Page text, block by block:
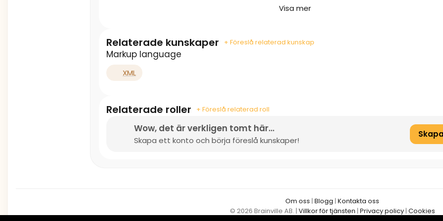
Visa mer
Relaterade kunskaper + Föreslå relaterad kunskap
Markup language
XML
Relaterade roller + Föreslå relaterad roll
Wow, det är verkligen tomt här...
Skapa ett konto och börja föreslå kunskaper!
Om oss | Blogg | Kontakta oss
© 2026 Brainville AB. | Villkor för tjänsten | Privacy policy| Cookies